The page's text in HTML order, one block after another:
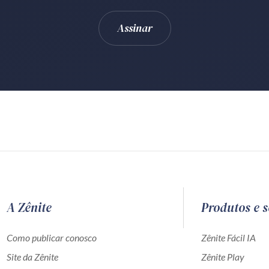
A Zênite
Como publicar conosco
Site da Zênite
Produtos e
Zênite Fácil IA
Zênite Play